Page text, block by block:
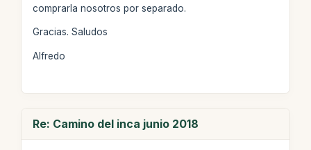
comprarla nosotros por separado.
Gracias. Saludos
Alfredo
Re: Camino del inca junio 2018